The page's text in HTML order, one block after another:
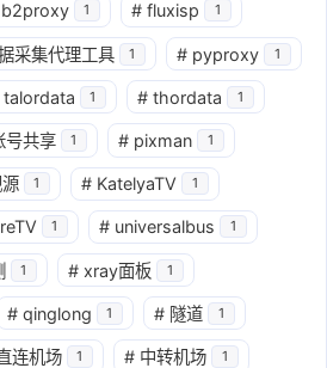
b2proxy 1 # fluxisp 1
采集代理工具 1 # pyproxy 1
talordata 1 # thordata 1
号共享 1 # pixman 1
1 # KatelyaTV 1
1 # universalbus 1
1 # xray面板 1
# qinglong 1 # 隧道 1
连机场 1 # 中转机场 1